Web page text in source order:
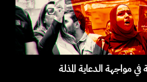
في مواجهة الدعاية المذلة